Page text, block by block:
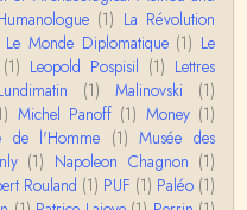
Ca me fait me deman
revoir l'histoire des…
En effet, les "b
trouver a…
(1) La Révolution
Le Monde Diplomatique (1) Le
(1) Leopold Pospisil (1) Lettres
(1) Malinovski
(1)
Michel Panoff (1) Money (1)
de l'Homme (1) Musée des
(1) Napoleon Chagnon (1)
Rouland (1) PUF (1) Paléo (1)